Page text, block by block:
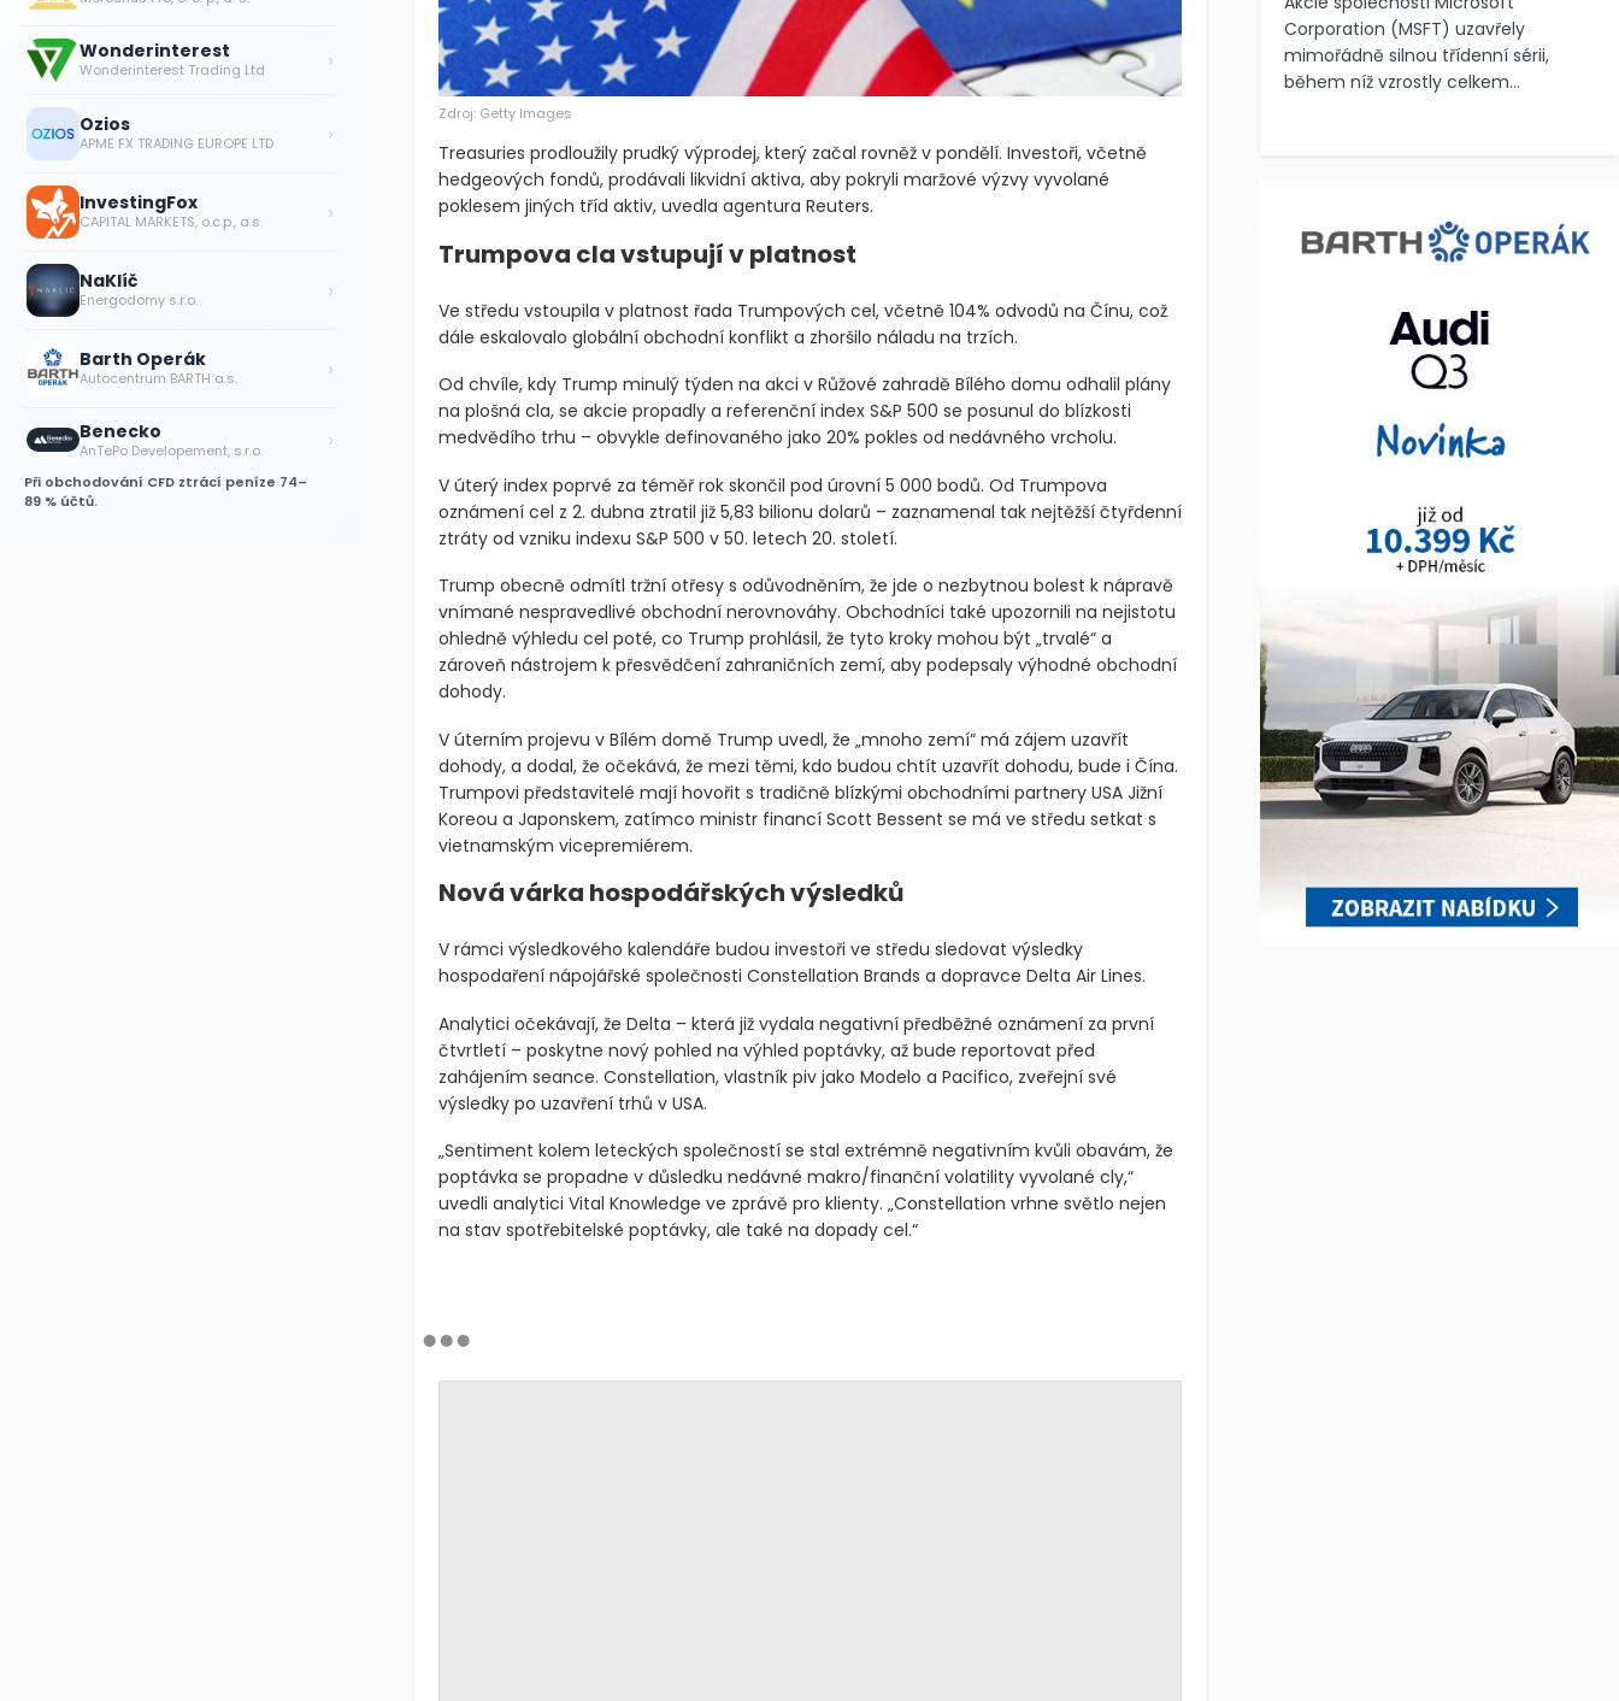
Zdroj: Getty Images
Treasuries prodloužily prudký výprodej, který začal rovněž v pondělí. Investoři, včetně
hedgeových fondů, prodávali likvidní aktiva, aby pokryli maržové výzvy vyvolané
poklesem jiných tříd aktiv, uvedla agentura Reuters.
Trumpova cla vstupují v platnost
Ve středu vstoupila v platnost řada Trumpových cel, včetně 104% odvodů na Čínu, což
dále eskalovalo globální obchodní konflikt a zhoršilo náladu na trzích.
Od chvíle, kdy Trump minulý týden na akci v Růžové zahradě Bílého domu odhalil plány
na plošná cla, se akcie propadly a referenční index S&P 500 se posunul do blízkosti
medvědího trhu – obvykle definovaného jako 20% pokles od nedávného vrcholu.
V úterý index poprvé za téměř rok skončil pod úrovní 5 000 bodů. Od Trumpova
oznámení cel z 2. dubna ztratil již 5,83 bilionu dolarů – zaznamenal tak nejtěžší čtyřdenní
ztráty od vzniku indexu S&P 500 v 50. letech 20. století.
Trump obecně odmítl tržní otřesy s odůvodněním, že jde o nezbytnou bolest k nápravě
vnímané nespravedlivé obchodní nerovnováhy. Obchodníci také upozornili na nejistotu
ohledně výhledu cel poté, co Trump prohlásil, že tyto kroky mohou být „trvalé“ a
zároveň nástrojem k přesvědčení zahraničních zemí, aby podepsaly výhodné obchodní
dohody.
V úterním projevu v Bílém domě Trump uvedl, že „mnoho zemí“ má zájem uzavřít
dohody, a dodal, že očekává, že mezi těmi, kdo budou chtít uzavřít dohodu, bude i Čína.
Trumpovi představitelé mají hovořit s tradičně blízkými obchodními partnery USA Jižní
Koreou a Japonskem, zatímco ministr financí Scott Bessent se má ve středu setkat s
vietnamským vicepremiérem.
Nová várka hospodářských výsledků
V rámci výsledkového kalendáře budou investoři ve středu sledovat výsledky
hospodaření nápojářské společnosti Constellation Brands a dopravce Delta Air Lines.
Analytici očekávají, že Delta – která již vydala negativní předběžné oznámení za první
čtvrtletí – poskytne nový pohled na výhled poptávky, až bude reportovat před
zahájením seance. Constellation, vlastník piv jako Modelo a Pacifico, zveřejní své
výsledky po uzavření trhů v USA.
„Sentiment kolem leteckých společností se stal extrémně negativním kvůli obavám, že
poptávka se propadne v důsledku nedávné makro/finanční volatility vyvolané cly,“
uvedli analytici Vital Knowledge ve zprávě pro klienty. „Constellation vrhne světlo nejen
na stav spotřebitelské poptávky, ale také na dopady cel.“
Wonderinterest
Wonderinterest Trading Ltd ›
Ozios
APME FX TRADING EUROPE LTD ›
InvestingFox
CAPITAL MARKETS, o.c.p., a.s. ›
NaKlíč
Energodomy s.r.o. ›
Barth Operák
Autocentrum BARTH a.s. ›
Benecko
AnTePo Developement, s.r.o. ›
Při obchodování CFD ztrácí peníze 74–
89 % účtů.
Corporation (MSFT) uzavřely
mimořádně silnou třídenní sérii,
během níž vzrostly celkem...